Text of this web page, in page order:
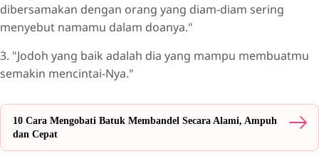
dibersamakan dengan orang yang diam-diam sering
menyebut namamu dalam doanya."
3. "Jodoh yang baik adalah dia yang mampu membuatmu
semakin mencintai-Nya."
10 Cara Mengobati Batuk Membandel Secara Alami, Ampuh
dan Cepat